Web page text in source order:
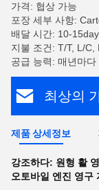
가격: 협상 가능
포장 세부 사항:
배달 시간: 10-
지불 조건: T/T, L/C,
공급 능력: 매년마
최상의
제품 상세정보
강조하다: 원형 활
오토바일 엔진 영구